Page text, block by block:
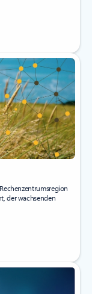
der wachsenden